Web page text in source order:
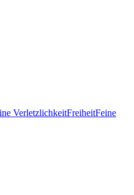
VerletzlichkeitFreiheitFeine